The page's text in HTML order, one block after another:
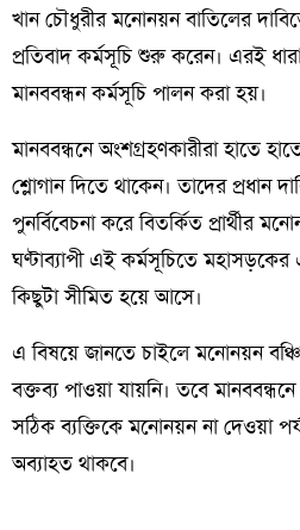
খান চৌধুরীর মনোনয়ন বাতিলের
প্রতিবাদ কর্মসূচি শুরু করেন। এরই
মানববন্ধন কর্মসূচি পালন করা হয়।
মানববন্ধনে অংশগ্রহণকারীরা হাতে
শ্লোগান দিতে থাকেন। তাদের প্রধান
পুনর্বিবেচনা করে বিতর্কিত প্রার্থীর
ঘণ্টাব্যাপী এই কর্মসূচিতে
কিছুটা সীমিত হয়ে আসে।
এ বিষয়ে জানতে চাইলে মনোনয়ন
বক্তব্য পাওয়া যায়নি। তবে
সঠিক ব্যক্তিকে মনোনয়ন না দেওয়া
অব্যাহত থাকবে।